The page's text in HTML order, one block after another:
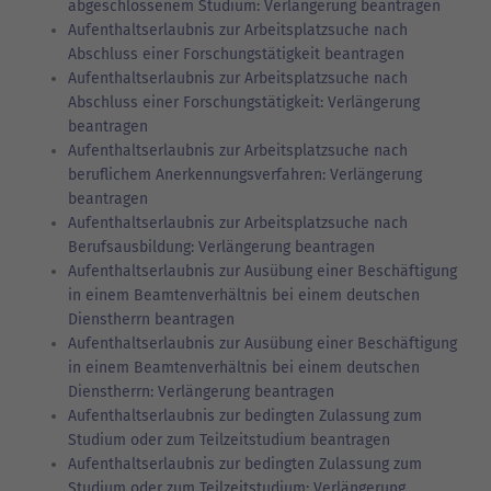
abgeschlossenem Studium: Verlängerung beantragen
Aufenthaltserlaubnis zur Arbeitsplatzsuche nach
Abschluss einer Forschungstätigkeit beantragen
Aufenthaltserlaubnis zur Arbeitsplatzsuche nach
Abschluss einer Forschungstätigkeit: Verlängerung
beantragen
Aufenthaltserlaubnis zur Arbeitsplatzsuche nach
beruflichem Anerkennungsverfahren: Verlängerung
beantragen
Aufenthaltserlaubnis zur Arbeitsplatzsuche nach
Berufsausbildung: Verlängerung beantragen
Aufenthaltserlaubnis zur Ausübung einer Beschäftigung
in einem Beamtenverhältnis bei einem deutschen
Dienstherrn beantragen
Aufenthaltserlaubnis zur Ausübung einer Beschäftigung
in einem Beamtenverhältnis bei einem deutschen
Dienstherrn: Verlängerung beantragen
Aufenthaltserlaubnis zur bedingten Zulassung zum
Studium oder zum Teilzeitstudium beantragen
Aufenthaltserlaubnis zur bedingten Zulassung zum